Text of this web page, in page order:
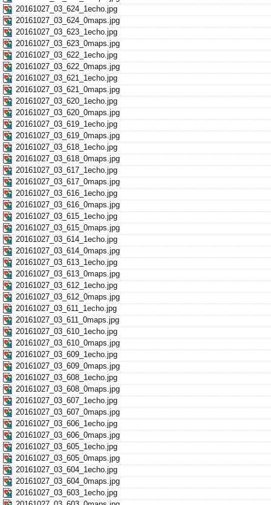
20161027_03_624_1echo.jpg
20161027_03_624_0maps.jpg
20161027_03_623_1echo.jpg
20161027_03_623_0maps.jpg
20161027_03_622_1echo.jpg
20161027_03_622_0maps.jpg
20161027_03_621_1echo.jpg
20161027_03_621_0maps.jpg
20161027_03_620_1echo.jpg
20161027_03_620_0maps.jpg
20161027_03_619_1echo.jpg
20161027_03_619_0maps.jpg
20161027_03_618_1echo.jpg
20161027_03_618_0maps.jpg
20161027_03_617_1echo.jpg
20161027_03_617_0maps.jpg
20161027_03_616_1echo.jpg
20161027_03_616_0maps.jpg
20161027_03_615_1echo.jpg
20161027_03_615_0maps.jpg
20161027_03_614_1echo.jpg
20161027_03_614_0maps.jpg
20161027_03_613_1echo.jpg
20161027_03_613_0maps.jpg
20161027_03_612_1echo.jpg
20161027_03_612_0maps.jpg
20161027_03_611_1echo.jpg
20161027_03_611_0maps.jpg
20161027_03_610_1echo.jpg
20161027_03_610_0maps.jpg
20161027_03_609_1echo.jpg
20161027_03_609_0maps.jpg
20161027_03_608_1echo.jpg
20161027_03_608_0maps.jpg
20161027_03_607_1echo.jpg
20161027_03_607_0maps.jpg
20161027_03_606_1echo.jpg
20161027_03_606_0maps.jpg
20161027_03_605_1echo.jpg
20161027_03_605_0maps.jpg
20161027_03_604_1echo.jpg
20161027_03_604_0maps.jpg
20161027_03_603_1echo.jpg